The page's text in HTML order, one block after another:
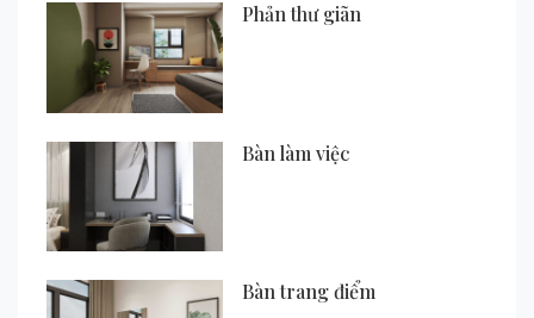
Phản thư giãn
Bàn làm việc
Bàn trang điểm